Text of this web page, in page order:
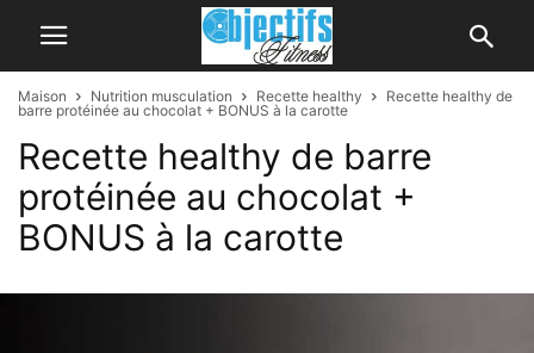
Maison Nutrition musculation Recette healthy
Recette healthy de
barre protéinée au chocolat + BONUS à la carotte
Recette healthy de barre
protéinée au chocolat +
BONUS à la carotte